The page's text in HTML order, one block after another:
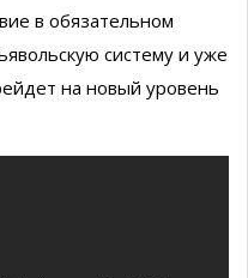
в обязательном
систему и уже
на новый уровень